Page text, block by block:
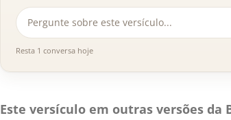
Resta 1 conversa hoje
Este versículo em outras versões da